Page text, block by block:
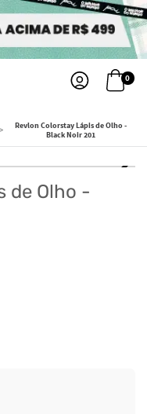
0
Revlon Colorstay Lápis de Olho -
Black Noir 201
de Olho -